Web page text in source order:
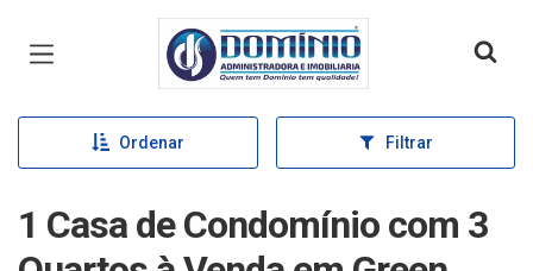
Página inicial
Ordenar Filtrar
1 Casa de Condomínio com 3